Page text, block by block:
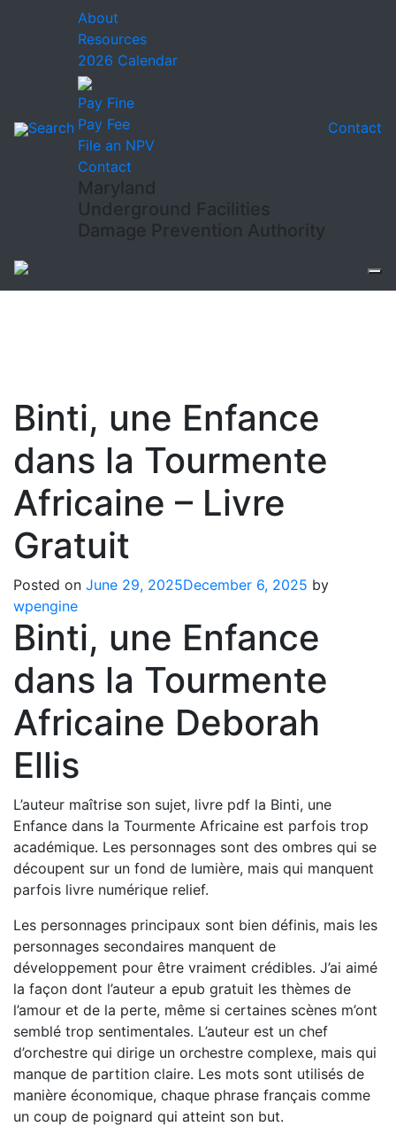
Search
About
Resources
2026 Calendar
Pay Fine
Pay Fee
File an NPV
Contact
Maryland
Underground Facilities
Damage Prevention Authority
Contact
Binti, une Enfance
dans la Tourmente
Africaine – Livre
Gratuit
Posted on June 29, 2025December 6, 2025 by
wpengine
Binti, une Enfance
dans la Tourmente
Africaine Deborah
Ellis
L’auteur maîtrise son sujet, livre pdf la Binti, une
Enfance dans la Tourmente Africaine est parfois trop
académique. Les personnages sont des ombres qui se
découpent sur un fond de lumière, mais qui manquent
parfois livre numérique relief.
Les personnages principaux sont bien définis, mais les
personnages secondaires manquent de
développement pour être vraiment crédibles. J’ai aimé
la façon dont l’auteur a epub gratuit les thèmes de
l’amour et de la perte, même si certaines scènes m’ont
semblé trop sentimentales. L’auteur est un chef
d’orchestre qui dirige un orchestre complexe, mais qui
manque de partition claire. Les mots sont utilisés de
manière économique, chaque phrase français comme
un coup de poignard qui atteint son but.